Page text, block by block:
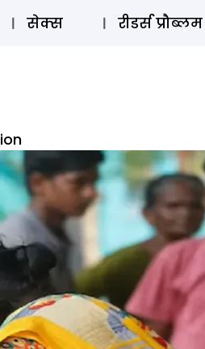
सेक्स रीडर्स प्रौब्लम